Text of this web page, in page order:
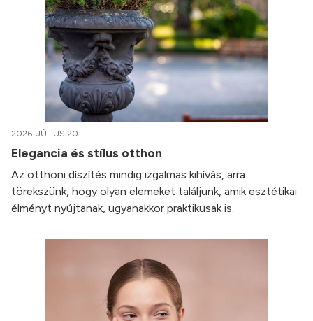
2026. JÚLIUS 20.
Elegancia és stílus otthon
Az otthoni díszítés mindig izgalmas kihívás, arra
törekszünk, hogy olyan elemeket találjunk, amik esztétikai
élményt nyújtanak, ugyanakkor praktikusak is.